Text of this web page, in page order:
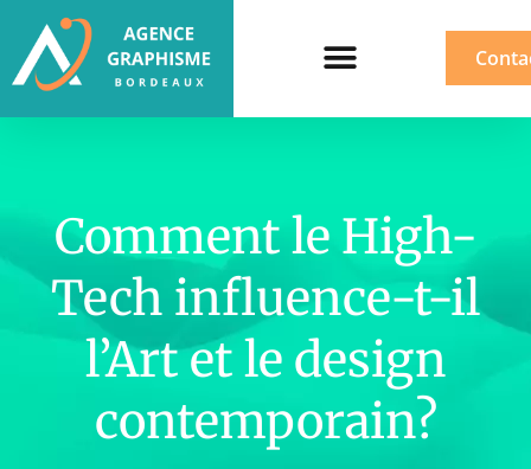
Comment le High-
Tech influence-t-il
l’Art et le design
contemporain?